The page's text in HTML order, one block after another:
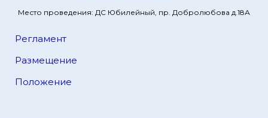
Место проведения: ДС Юбилейный, пр. Добролюбова д.18А
Регламент
Размещение
Положение